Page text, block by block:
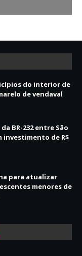
do interior de
de vendaval
BR-232 entre São
investimento de R$
para atualizar
menores de